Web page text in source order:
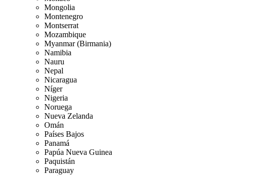
Mongolia
Montenegro
Montserrat
Mozambique
Myanmar (Birmania)
Namibia
Nauru
Nepal
Nicaragua
Níger
Nigeria
Noruega
Nueva Zelanda
Omán
Países Bajos
Panamá
Papúa Nueva Guinea
Paquistán
Paraguay